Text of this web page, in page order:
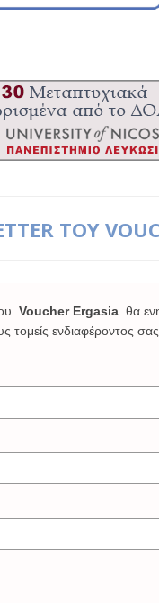
ΤΟΥ
Voucher Ergasia θα
τομείς ενδιαφέροντος